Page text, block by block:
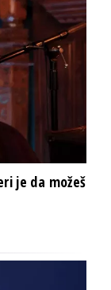
je da možeš